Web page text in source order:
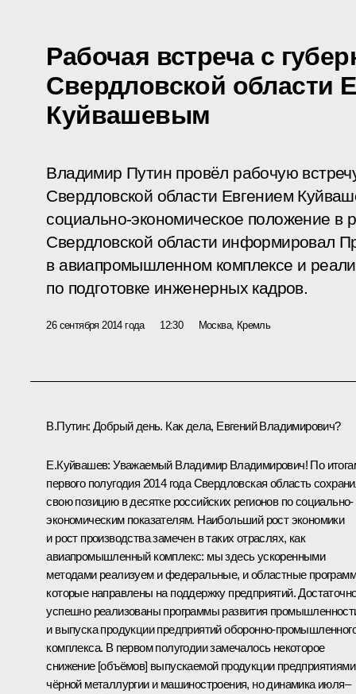
Рабочая встреча с
Свердловской области
Куйвашевым
Владимир Путин провёл рабочую
Свердловской области Евгением
социально-экономическое положение в
Свердловской области информировал
в авиапромышленном комплексе и
по подготовке инженерных кадров.
26 сентября 2014 года 12:30 Москва, Кремль
В.Путин: Добрый день. Как дела, Евгений Владимирович?
Е.Куйвашев:Уважаемый Владимир Владимирович! По
первого полугодия 2014 года Свердловская область
свою позицию в десятке российских регионов по социально-
экономическим показателям. Наибольший рост экономики
и рост производства замечен в таких отраслях, как
авиапромышленный комплекс: мы здесь ускоренными
методами реализуем и федеральные, и областные
которые направлены на поддержку предприятий.
успешно реализованы программы развития
и выпуска продукции предприятий оборонно-
комплекса. В первом полугодии замечалось некоторое
снижение [объёмов] выпускаемой продукции предприятиями
чёрной металлургии и машиностроения, но динамика июля–